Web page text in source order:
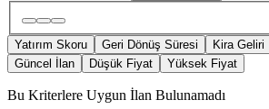
Yatırım Skoru Geri Dönüş Süresi Kira Geliri
Güncel İlan
Düşük Fiyat Yüksek Fiyat
Bu Kriterlere Uygun İlan Bulunamadı